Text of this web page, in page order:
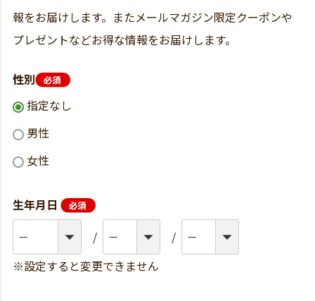
報をお届けします。またメールマガジン限定クーポンや
プレゼントなどお得な情報をお届けします。
性別
指定なし
男性
女性
生年月日
※設定すると変更できません